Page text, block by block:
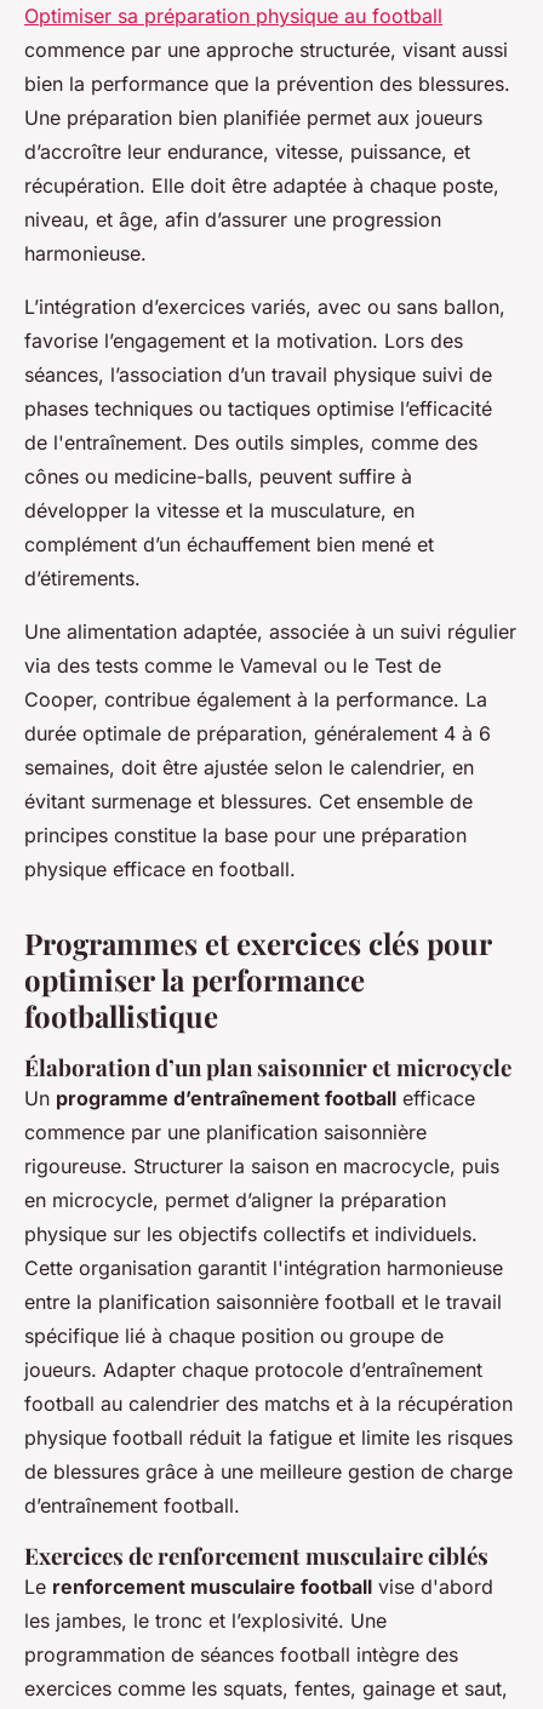
Optimiser sa préparation physique au football
commence par une approche structurée, visant aussi
bien la performance que la prévention des blessures.
Une préparation bien planifiée permet aux joueurs
d’accroître leur endurance, vitesse, puissance, et
récupération. Elle doit être adaptée à chaque poste,
niveau, et âge, afin d’assurer une progression
harmonieuse.
L’intégration d’exercices variés, avec ou sans ballon,
favorise l’engagement et la motivation. Lors des
séances, l’association d’un travail physique suivi de
phases techniques ou tactiques optimise l’efficacité
de l'entraînement. Des outils simples, comme des
cônes ou medicine-balls, peuvent suffire à
développer la vitesse et la musculature, en
complément d’un échauffement bien mené et
d’étirements.
Une alimentation adaptée, associée à un suivi régulier
via des tests comme le Vameval ou le Test de
Cooper, contribue également à la performance. La
durée optimale de préparation, généralement 4 à 6
semaines, doit être ajustée selon le calendrier, en
évitant surmenage et blessures. Cet ensemble de
principes constitue la base pour une préparation
physique efficace en football.
Programmes et exercices clés pour
optimiser la performance
footballistique
Élaboration d’un plan saisonnier et microcycle
Un programme d’entraînement football efficace
commence par une planification saisonnière
rigoureuse. Structurer la saison en macrocycle, puis
en microcycle, permet d’aligner la préparation
physique sur les objectifs collectifs et individuels.
Cette organisation garantit l'intégration harmonieuse
entre la planification saisonnière football et le travail
spécifique lié à chaque position ou groupe de
joueurs. Adapter chaque protocole d’entraînement
football au calendrier des matchs et à la récupération
physique football réduit la fatigue et limite les risques
de blessures grâce à une meilleure gestion de charge
d’entraînement football.
Exercices de renforcement musculaire ciblés
Le renforcement musculaire football vise d'abord
les jambes, le tronc et l’explosivité. Une
programmation de séances football intègre des
exercices comme les squats, fentes, gainage et saut,